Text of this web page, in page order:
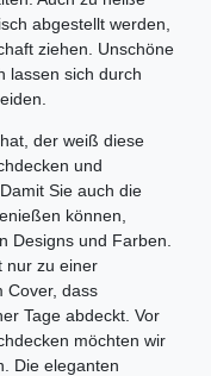
abgestellt werden,
ziehen. Unschöne
lassen sich durch
der weiß diese
und
Sie auch die
können,
Designs und Farben.
nur zu einer
Cover, dass
Tage abdeckt. Vor
möchten wir
Die eleganten